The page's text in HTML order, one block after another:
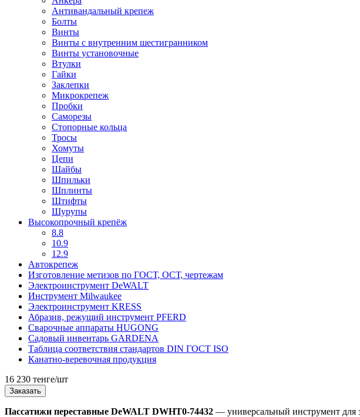
Антивандальный крепеж
Болты
Винты
Винты с внутренним шестигранником
Винты установочные
Втулки
Гайки
Заклепки
Микрокрепеж
Пробки
Саморезы
Стопорные кольца
Тросы
Хомуты
Цепи
Шайбы
Шпильки
Шплинты
Штифты
Шурупы
Высокопрочный крепёж
8.8
10.9
12.9
Автокрепеж
Изготовление метизов по ГОСТ, ОСТ, чертежам
Электроинструмент DeWALT
Инструмент Milwaukee
Электроинструмент KRESS
Абразив, режущий инструмент PFERD
Сварочные аппараты HUGONG
Садовый инвентарь GARDENA
Таблица соответствия стандартов DIN ГОСТ ISO
Канатно-веревочная продукция
16 230 тенге/шт
Заказать
Пассатижи переставные DeWALT DWHT0-74432 — универсальный инструмент для